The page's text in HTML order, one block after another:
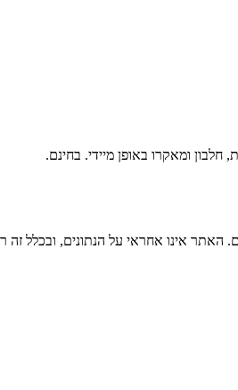
האתר אינו אחראי על הנתונים, ובכלל